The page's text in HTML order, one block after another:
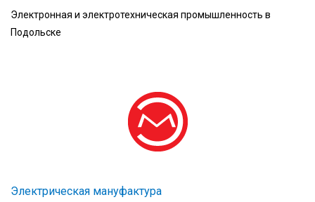
Электронная и электротехническая промышленность в
Подольске
Электрическая мануфактура